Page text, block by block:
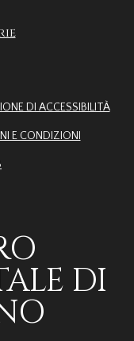
DI ACCESSIBILITÀ
E CONDIZIONI
DI